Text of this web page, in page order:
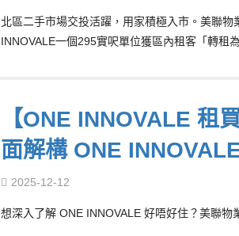
北區二手市場交投活躍，用家積極入市。美聯
INNOVALE一個295實呎單位獲區內租客「轉租
【ONE INNOVALE 租
面解構 ONE
2025-12-12
想深入了解 ONE INNOVALE 好唔好住？美聯